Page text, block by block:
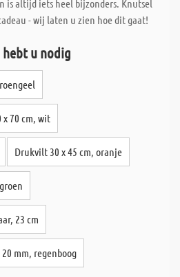
is altijd iets heel bijzonders. Knutsel
- wij laten u zien hoe dit gaat!
u nodig
x 70 cm, wit
Drukvilt 30 x 45 cm, oranje
23 cm
mm, regenboog